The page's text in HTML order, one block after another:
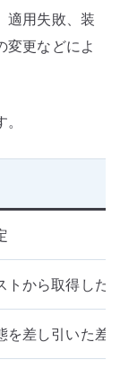
適用失敗、装
変更などによ
トから取得した
を差し引いた差